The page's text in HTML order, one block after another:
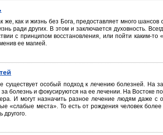
же, как и жизнь без Бога, предоставляет много
ради других. В этом и заключается духовность.
с принципом восстановления, или пойти каким-
ее магией.
существует особый подход к лечению болезней. На
болезнь и фокусируются на ее лечении. На Востоке
И могут назначить разное лечение людям даже с
«слабые места». То есть от рождения человек
другого.